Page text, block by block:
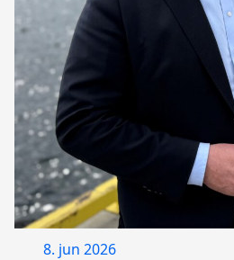
8. jun 2026